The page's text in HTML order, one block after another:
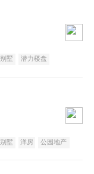
别墅
潜力楼盘
别墅 洋房
公园地产